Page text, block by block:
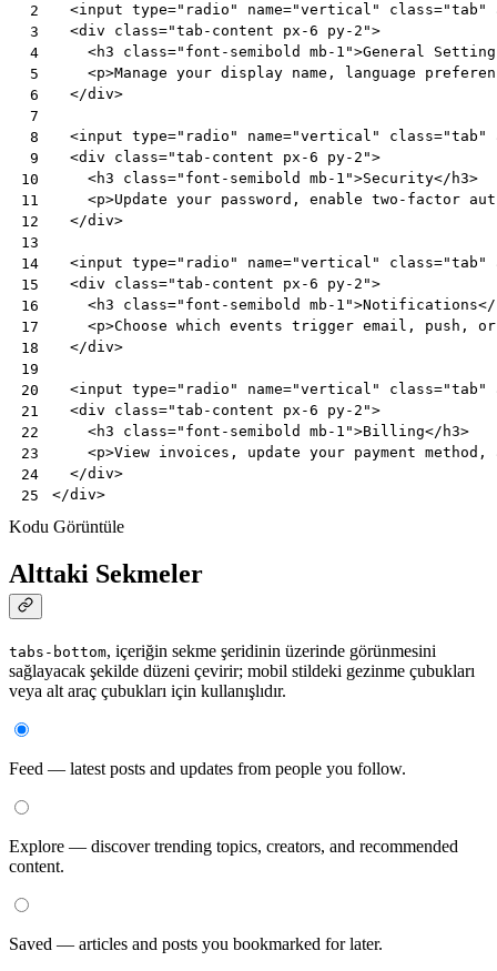
2
3
4
5
6
7
8
9
10
11
12
13
14
15
16
17
18
19
20
21
22
23
24
25
<input type="radio" name="vertical" class="tab"
<div class="tab-content px-6 py-2">
<h3 class="font-semibold mb-1">General
<p>Manage your display name, language
</div>
<input type="radio" name="vertical" class="tab"
<div class="tab-content px-6 py-2">
<h3 class="font-semibold mb-1">Security</ h3>
<p>Update your password, enable two-factor
</div>
<input type="radio" name="vertical" class="tab"
<div class="tab-content px-6 py-2">
<h3 class="font-semibold mb-1">Notifications</
<p>Choose which events trigger email, push,
</div>
<input type="radio" name="vertical" class="tab"
<div class="tab-content px-6 py-2">
<h3 class="font-semibold mb-1">Billing</ h3>
<p>View invoices, update your payment
</div>
</div>
Kodu Görüntüle
Alttaki Sekmeler
tabs-bottom, içeriğin sekme şeridinin üzerinde görünmesini
sağlayacak şekilde düzeni çevirir; mobil stildeki gezinme çubukları
veya alt araç çubukları için kullanışlıdır.
Feed — latest posts and updates from people you follow.
Explore — discover trending topics, creators, and recommended
content.
Saved — articles and posts you bookmarked for later.